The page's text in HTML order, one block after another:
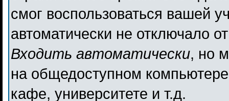
смог воспользоваться вашей
автоматически не отключало
Входить автоматически, но
на общедоступном
кафе, университете и т.д.